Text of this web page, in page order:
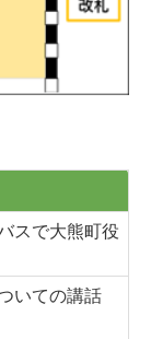
スで大熊町役
いての講話